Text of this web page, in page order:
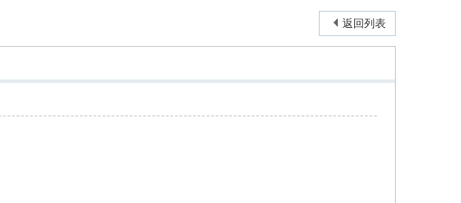
返回列表